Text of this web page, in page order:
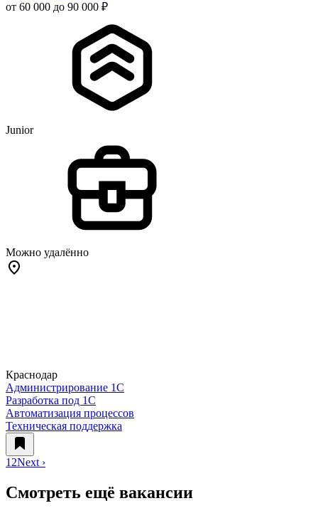
от 60 000 до 90 000 ₽
Junior
Можно удалённо
Краснодар
Администрирование 1С
Разработка под 1С
Автоматизация процессов
Техническая поддержка
1 2Next ›
Смотреть ещё вакансии